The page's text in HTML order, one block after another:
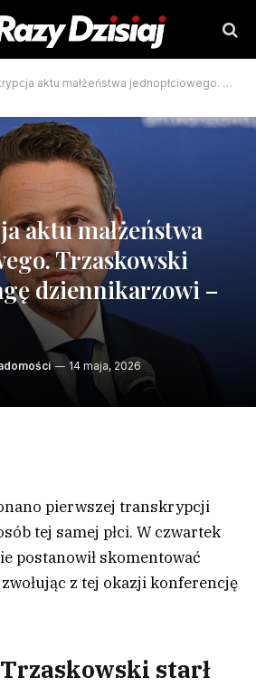
małżeństwa jednopłciowego. Trzaskowski zwrócił uwagę dziennikarzowi – Wprost
aktu małżeństwa
Trzaskowski
dziennikarzowi –
14 maja, 2026
pierwszej transkrypcji
tej samej płci. W czwartek
postanowił skomentować
z tej okazji konferencję
starł